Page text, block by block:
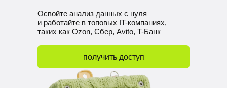
Освойте анализ данных с нуля
и работайте в топовых IT-компаниях,
таких как Ozon, Сбер, Avito, T-Банк
получить доступ